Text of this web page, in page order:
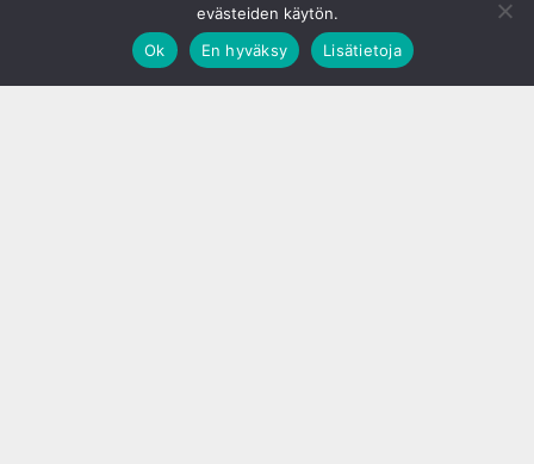
evästeiden käytön.
Ok
En hyväksy Lisätietoja